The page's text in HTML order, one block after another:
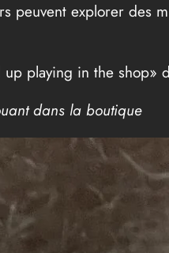
peuvent explorer des
up playing in the shop»
dans la boutique